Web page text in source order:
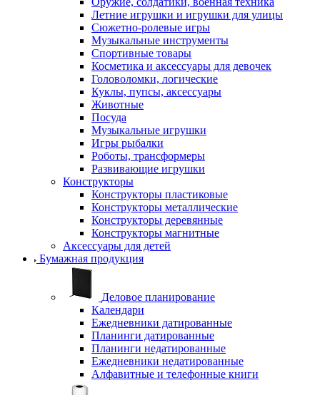
Летние игрушки и игрушки для улицы
Сюжетно-ролевые игры
Музыкальные инструменты
Спортивные товары
Косметика и аксессуары для девочек
Головоломки, логические
Куклы, пупсы, аксессуары
Животные
Посуда
Музыкальные игрушки
Игры рыбалки
Роботы, трансформеры
Развивающие игрушки
Конструкторы
Конструкторы пластиковые
Конструкторы металлические
Конструкторы деревянные
Конструкторы магнитные
Аксессуары для детей
Бумажная продукция
Деловое планирование
Календари
Ежедневники датированные
Планинги датированные
Планинги недатированные
Ежедневники недатированные
Алфавитные и телефонные книги